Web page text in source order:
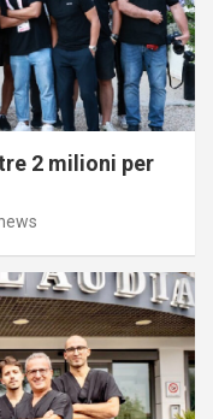
2 milioni per